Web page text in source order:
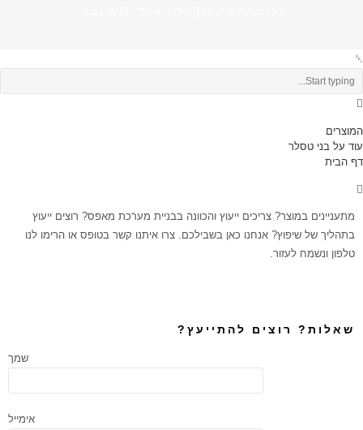
המוצרים
עוד על בני טסלר
דף הבית
מתעניינים במוצר? צריכים ייעוץ והכוונה בבניית מערכת מאפס? רוצים ייעוץ
בתהליך של שיפוץ? אנחנו כאן בשבילכם. צרו איתנו קשר בטופס או הרימו לנו
טלפון ונשמח לעזור.
שאלות? רוצים להתייעץ?
שמך
אימייל